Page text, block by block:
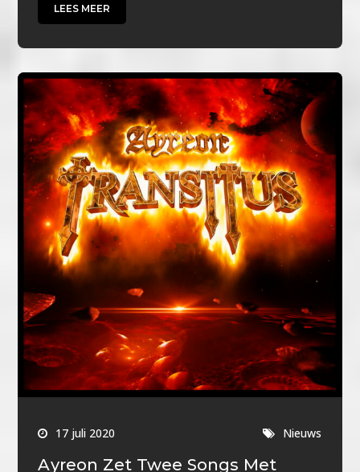
LEES MEER
17 juli 2020 Nieuws
Ayreon Zet Twee Songs Met